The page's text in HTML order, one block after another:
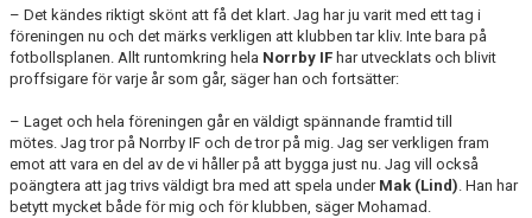
– Det kändes riktigt skönt att få det klart. Jag har ju varit med ett tag i
föreningen nu och det märks verkligen att klubben tar kliv. Inte bara på
fotbollsplanen. Allt runtomkring hela Norrby IF har utvecklats och blivit
proffsigare för varje år som går, säger han och fortsätter:
– Laget och hela föreningen går en väldigt spännande framtid till
mötes. Jag tror på Norrby IF och de tror på mig. Jag ser verkligen fram
emot att vara en del av de vi håller på att bygga just nu. Jag vill också
poängtera att jag trivs väldigt bra med att spela under Mak (Lind). Han har
betytt mycket både för mig och för klubben, säger Mohamad.